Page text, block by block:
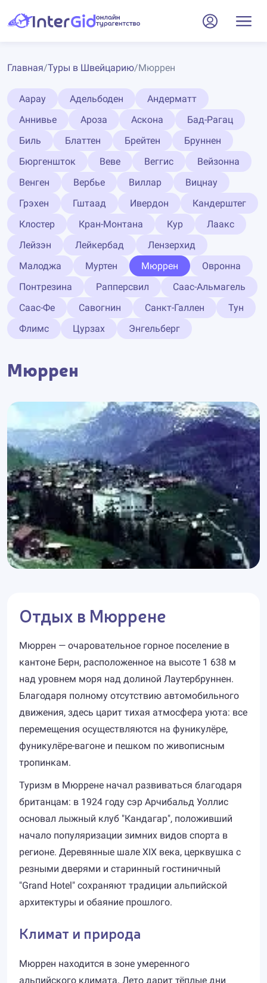
Главная/Туры в Швейцарию/Мюррен
Аарау Адельбоден
Андерматт
Аннивье
Ароза Аскона
Бад-Рагац
Биль
Блаттен Брейтен
Бруннен
Бюргеншток
Веве Веггис
Вейзонна
Венген
Вербье Виллар
Вицнау
Грэхен
Гштаад Ивердон
Кандерштег
Клостер
Кран-Монтана Кур
Лаакс
Лейзэн
Лейкербад
Лензерхид
Малоджа
Муртен Мюррен
Овронна
Понтрезина
Рапперсвил
Саас-Альмагель
Саас-Фе
Савогнин Санкт-Галлен
Тун
Флимс
Цурзах Энгельберг
Мюррен
Отдых в Мюррене
Мюррен — очаровательное горное поселение в
кантоне Берн, расположенное на высоте 1 638 м
над уровнем моря над долиной Лаутербруннен.
Благодаря полному отсутствию автомобильного
движения, здесь царит тихая атмосфера уюта: все
перемещения осуществляются на фуникулёре,
фуникулёре-вагоне и пешком по живописным
тропинкам.
Туризм в Мюррене начал развиваться благодаря
британцам: в 1924 году сэр Арчибальд Уоллис
основал лыжный клуб "Кандагар", положивший
начало популяризации зимних видов спорта в
регионе. Деревянные шале XIX века, церквушка с
резными дверями и старинный гостиничный
"Grand Hotel" сохраняют традиции альпийской
архитектуры и обаяние прошлого.
Климат и природа
Мюррен находится в зоне умеренного
альпийского климата. Лето дарит тёплые дни